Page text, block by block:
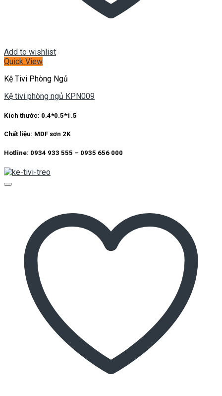
Add to wishlist
Quick View
Kệ Tivi Phòng Ngủ
Kệ tivi phòng ngủ KPN009
Kích thước: 0.4*0.5*1.5
Chất liệu: MDF sơn 2K
Hotline: 0934 933 555 – 0935 656 000